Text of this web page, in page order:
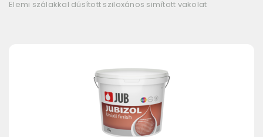
Elemi szálakkal dúsított sziloxános simított vakolat